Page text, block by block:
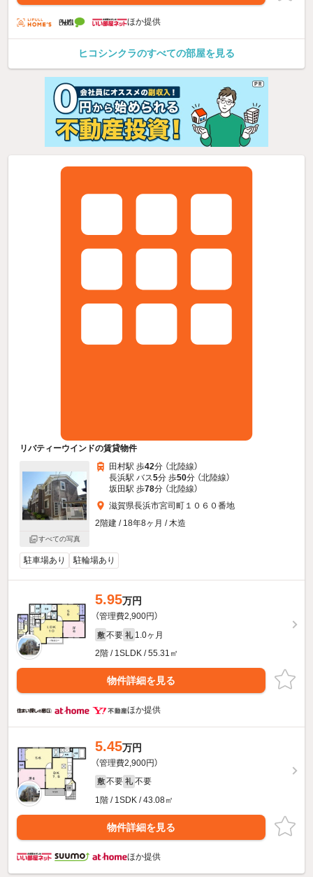
ほか提供
ヒコシンクラのすべての部屋を見る
リバティーウインドの賃貸物件
すべての写真
田村駅 歩42分 （北陸線）
長浜駅 バス5分 歩50分 （北陸線）
坂田駅 歩78分 （北陸線）
滋賀県長浜市宮司町１０６０番地
2階建 / 18年8ヶ月 / 木造
駐車場あり 駐輪場あり
5.95万円
（管理費2,900円）
敷 不要 礼 1.0ヶ月
2階 / 1SLDK / 55.31㎡
物件詳細を見る
ほか提供
5.45万円
（管理費2,900円）
敷 不要 礼 不要
1階 / 1SDK / 43.08㎡
物件詳細を見る
ほか提供